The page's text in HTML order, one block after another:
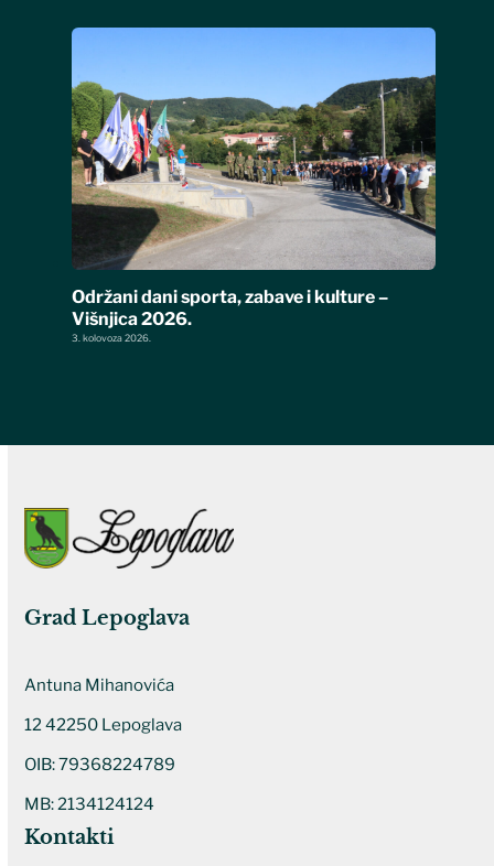
Održani dani sporta, zabave i kulture –
Višnjica 2026.
3. kolovoza 2026.
Grad Lepoglava
Antuna Mihanovića
12 42250 Lepoglava
OIB: 79368224789
MB: 2134124124
Kontakti